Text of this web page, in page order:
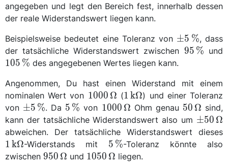
angegeben und legt den Bereich fest, innerhalb dessen
der reale Widerstandswert liegen kann.
Beispielsweise bedeutet eine Toleranz von \qty{\pm
5}
±5 %, dass
der tatsächliche Widerstandswert zwischen \qty{95}
95 % und
105 % des angegebenen Wertes liegen kann.
Angenommen, Du hast einen Widerstand mit einem
nominalen Wert von \qty{1000}
{\ohm}
1000 Ω (\qty{1}
{\kilo\ohm}
1 kΩ) und einer Toleranz
von \qty{\pm
5}
{\percent}
±5 %. Da \qty{5}
{\percent}
5 % von \qty{1000}
{\ohm}
1000 Ω Ohm genau \qty{50}
{\ohm}
50 Ω sind,
kann der tatsächliche Widerstandswert also um
50}
±50 Ω
abweichen. Der tatsächliche Widerstandswert dieses
1 kΩ-Widerstands mit \qty{5}
{\percent}
5 %-Toleranz könnte also
zwischen \qty{950}
950 Ω und \qty{1050}
1050 Ω liegen.